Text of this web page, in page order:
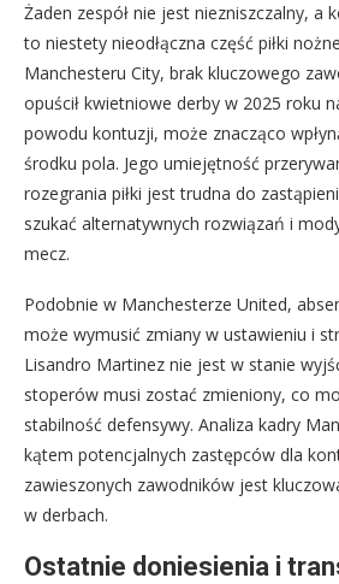
Żaden zespół nie jest niezniszczalny, a
to niestety nieodłączna część piłki
Manchesteru City, brak kluczowego
opuścił kwietniowe derby w 2025 roku
powodu kontuzji, może znacząco
środku pola. Jego umiejętność
rozegrania piłki jest trudna do
szukać alternatywnych rozwiązań i
mecz.
Podobnie w Manchesterze United,
może wymusić zmiany w ustawieniu i
Lisandro Martinez nie jest w stanie
stoperów musi zostać zmieniony, co
stabilność defensywy. Analiza kadry
kątem potencjalnych zastępców dla
zawieszonych zawodników jest
w derbach.
Ostatnie doniesienia i